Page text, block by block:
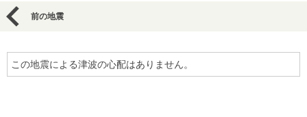
前の地震
この地震による津波の心配はありません。